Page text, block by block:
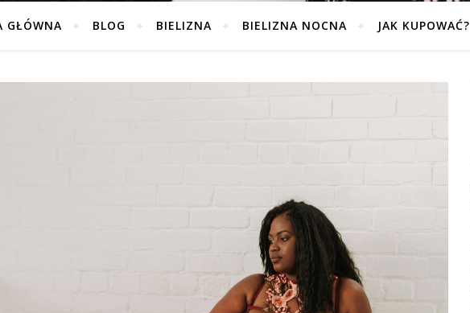
GŁÓWNA BLOG BIELIZNA BIELIZNA NOCNA JAK KUPOWAĆ?